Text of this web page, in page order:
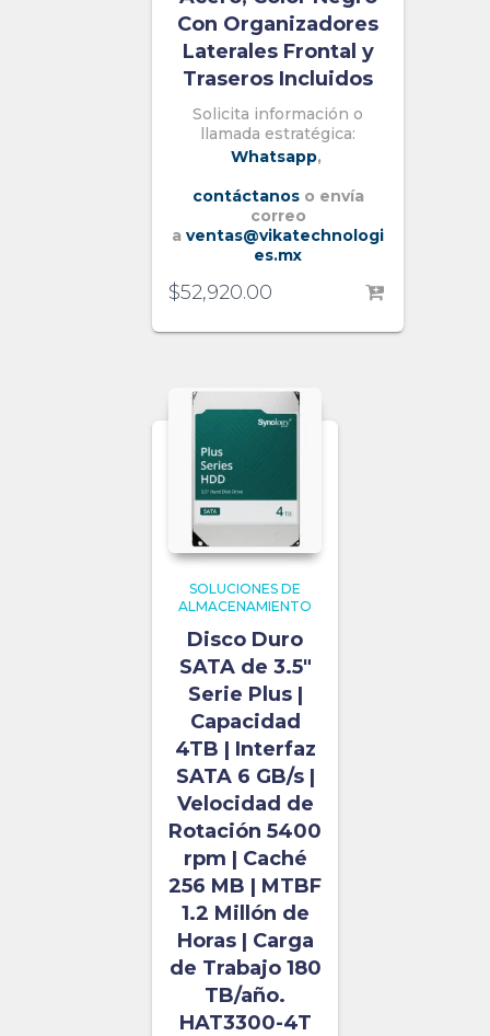
Con Organizadores
Laterales Frontal y
Traseros Incluidos
Solicita información o
llamada estratégica:
Whatsapp,
contáctanos o envía
correo
a ventas@vikatechnologi
es.mx
$52,920.00
SOLUCIONES DE
ALMACENAMIENTO
Disco Duro
SATA de 3.5″
Serie Plus |
Capacidad
4TB | Interfaz
SATA 6 GB/s |
Velocidad de
Rotación 5400
rpm | Caché
256 MB | MTBF
1.2 Millón de
Horas | Carga
de Trabajo 180
TB/año.
HAT3300-4T